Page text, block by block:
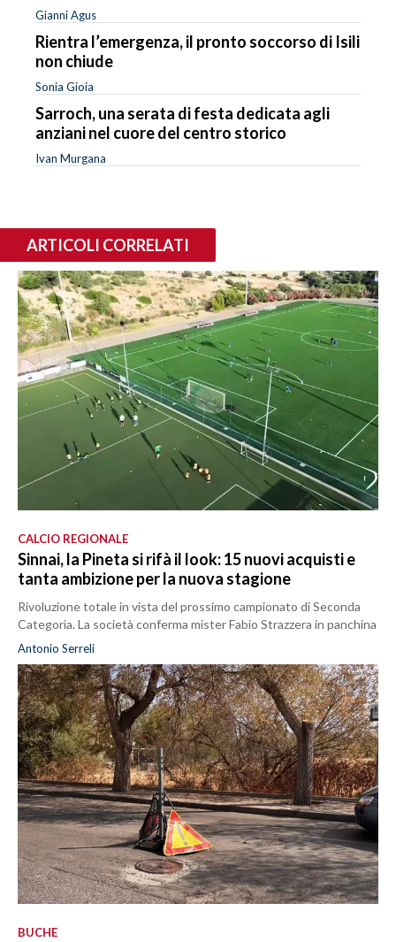
Gianni Agus
Rientra l’emergenza, il pronto soccorso di Isili
non chiude
Sonia Gioia
Sarroch, una serata di festa dedicata agli
anziani nel cuore del centro storico
Ivan Murgana
ARTICOLI CORRELATI
CALCIO REGIONALE
Sinnai, la Pineta si rifà il look: 15 nuovi acquisti e
tanta ambizione per la nuova stagione
Rivoluzione totale in vista del prossimo campionato di Seconda
Categoria. La società conferma mister Fabio Strazzera in panchina
Antonio Serreli
BUCHE